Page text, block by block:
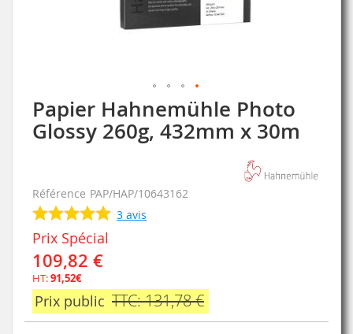
Papier Hahnemühle Photo
Glossy 260g, 432mm x 30m
Référence PAP/HAP/10643162
3 avis
Prix Spécial
109,82 €
HT:91,52€
Prix public TTC: 131,78 €
Skip
to
the
images
gallery